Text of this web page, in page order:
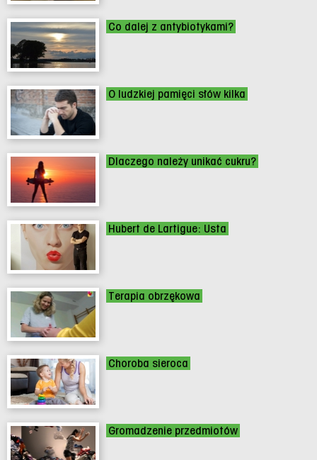
Co dalej z antybiotykami?
O ludzkiej pamięci słów kilka
Dlaczego należy unikać cukru?
Hubert de Lartigue: Usta
Terapia obrzękowa
Choroba sieroca
Gromadzenie przedmiotów